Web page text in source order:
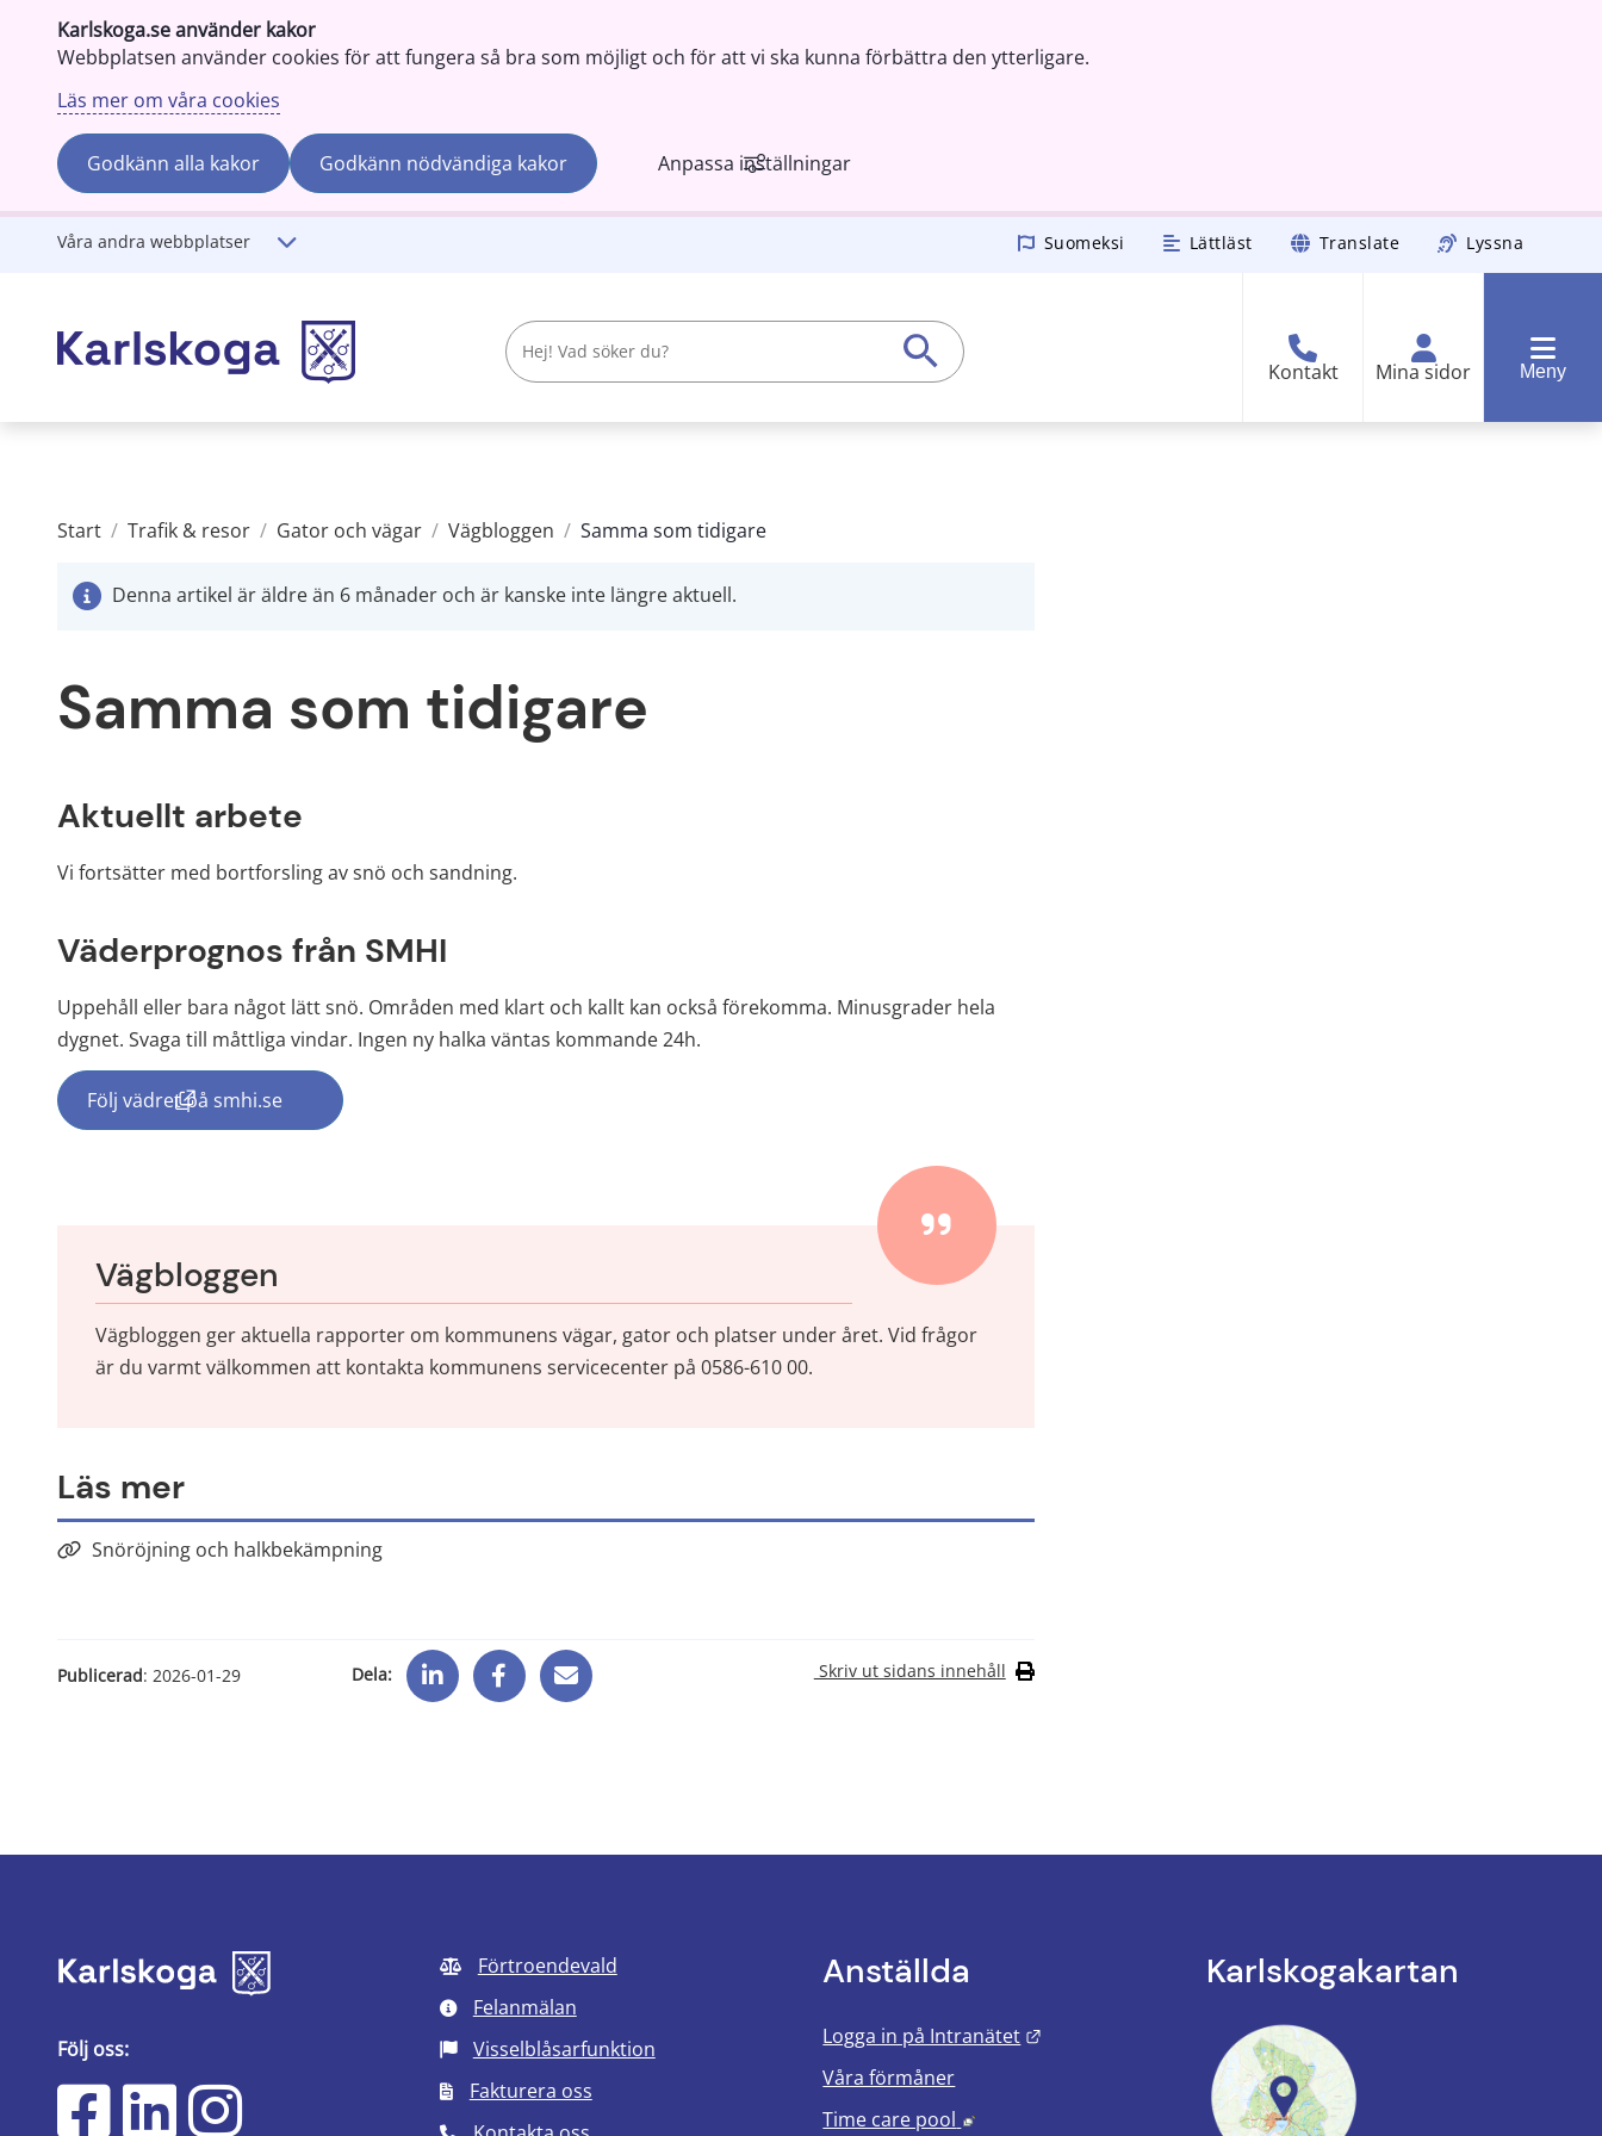
Karlskoga.se använder kakor
Webbplatsen använder cookies för att fungera så bra som möjligt och för att vi ska kunna förbättra den ytterligare.
Läs mer om våra cookies
Godkänn alla kakor Godkänn nödvändiga kakor Anpassa inställningar
Gå till innehåll
Våra andra webbplatser Suomeksi Lättläst Translate Lyssna
Kontakt Mina sidor Meny
Start / Trafik & resor / Gator och vägar / Vägbloggen / Samma som tidigare
Denna artikel är äldre än 6 månader och är kanske inte längre aktuell.
Samma som tidigare
Aktuellt arbete
Vi fortsätter med bortforsling av snö och sandning.
Väderprognos från SMHI
Uppehåll eller bara något lätt snö. Områden med klart och kallt kan också förekomma. Minusgrader hela
dygnet. Svaga till måttliga vindar. Ingen ny halka väntas kommande 24h.
Följ vädret på smhi.se(länk till annan webbplats, öppnas i nytt fönster)
Vägbloggen
Vägbloggen ger aktuella rapporter om kommunens vägar, gator och platser under året. Vid frågor
är du varmt välkommen att kontakta kommunens servicecenter på 0586-610 00.
Läs mer
Snöröjning och halkbekämpning
Publicerad: 2026-01-29 Dela: Skriv ut sidans innehåll
Följ oss:
Förtroendevald
Felanmälan
Visselblåsarfunktion
Fakturera oss
Anställda
Logga in på Intranätet
Länk till annan webbplats.
Våra förmåner
Time care pool
Länk till annan webbplats, öppnas i nytt fönster.
Karlskoga­kartan